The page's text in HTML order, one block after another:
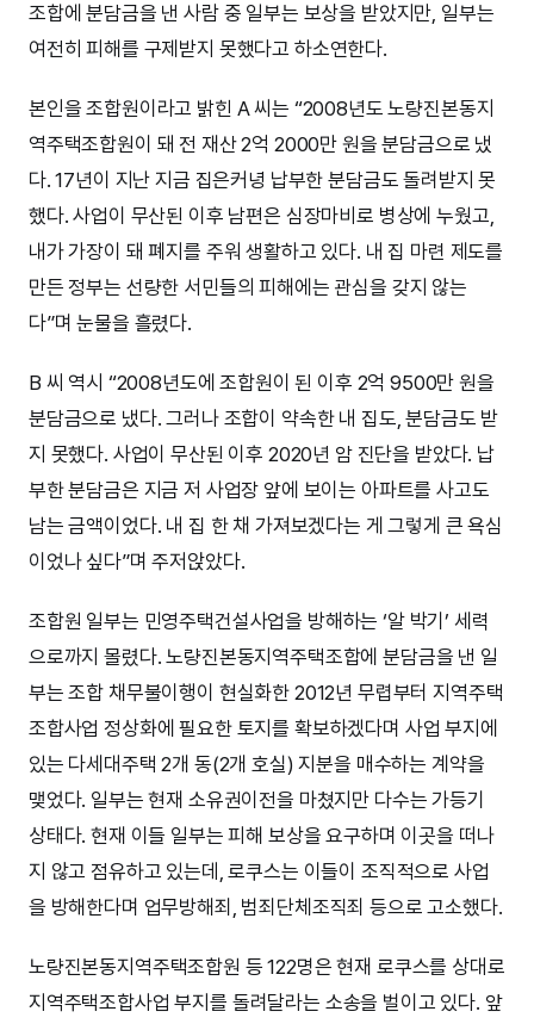
조합에 분담금을 낸 사람 중 일부는 보상을 받았지만, 일부는
여전히 피해를 구제받지 못했다고 하소연한다.
본인을 조합원이라고 밝힌 A 씨는 “2008년도 노량진본동지
역주택조합원이 돼 전 재산 2억 2000만 원을 분담금으로 냈
다. 17년이 지난 지금 집은커녕 납부한 분담금도 돌려받지 못
했다. 사업이 무산된 이후 남편은 심장마비로 병상에 누웠고,
내가 가장이 돼 폐지를 주워 생활하고 있다. 내 집 마련 제도를
만든 정부는 선량한 서민들의 피해에는 관심을 갖지 않는
다”며 눈물을 흘렸다.
B 씨 역시 “2008년도에 조합원이 된 이후 2억 9500만 원을
분담금으로 냈다. 그러나 조합이 약속한 내 집도, 분담금도 받
지 못했다. 사업이 무산된 이후 2020년 암 진단을 받았다. 납
부한 분담금은 지금 저 사업장 앞에 보이는 아파트를 사고도
남는 금액이었다. 내 집 한 채 가져보겠다는 게 그렇게 큰 욕심
이었나 싶다”며 주저앉았다.
조합원 일부는 민영주택건설사업을 방해하는 ‘알 박기’ 세력
으로까지 몰렸다. 노량진본동지역주택조합에 분담금을 낸 일
부는 조합 채무불이행이 현실화한 2012년 무렵부터 지역주택
조합사업 정상화에 필요한 토지를 확보하겠다며 사업 부지에
있는 다세대주택 2개 동(2개 호실) 지분을 매수하는 계약을
맺었다. 일부는 현재 소유권이전을 마쳤지만 다수는 가등기
상태다. 현재 이들 일부는 피해 보상을 요구하며 이곳을 떠나
지 않고 점유하고 있는데, 로쿠스는 이들이 조직적으로 사업
을 방해한다며 업무방해죄, 범죄단체조직죄 등으로 고소했다.
노량진본동지역주택조합원 등 122명은 현재 로쿠스를 상대로
지역주택조합사업 부지를 돌려달라는 소송을 벌이고 있다. 앞